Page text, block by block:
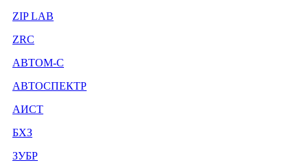
ZIP LAB
ZRC
АВТОМ-С
АВТОСПЕКТР
АИСТ
БХЗ
ЗУБР